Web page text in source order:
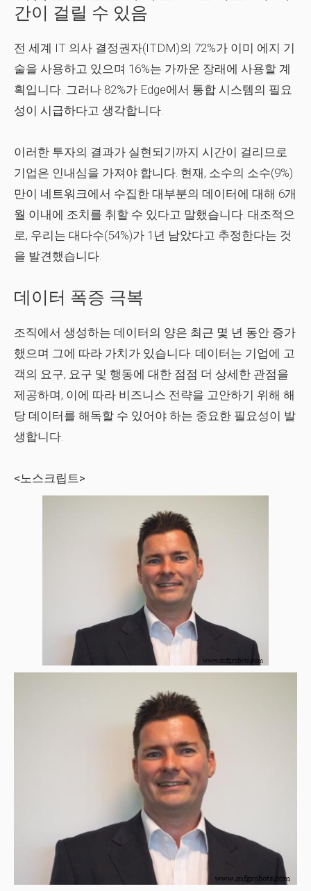
간이 걸릴 수 있음
전 세계 IT 의사 결정권자(ITDM)의 72%가 이미 에지 기
술을 사용하고 있으며 16%는 가까운 장래에 사용할 계
획입니다. 그러나 82%가 Edge에서 통합 시스템의 필요
성이 시급하다고 생각합니다.
이러한 투자의 결과가 실현되기까지 시간이 걸리므로
기업은 인내심을 가져야 합니다. 현재, 소수의 소수(9%)
만이 네트워크에서 수집한 대부분의 데이터에 대해 6개
월 이내에 조치를 취할 수 있다고 말했습니다. 대조적으
로, 우리는 대다수(54%)가 1년 남았다고 추정한다는 것
을 발견했습니다.
데이터 폭증 극복
조직에서 생성하는 데이터의 양은 최근 몇 년 동안 증가
했으며 그에 따라 가치가 있습니다. 데이터는 기업에 고
객의 요구, 요구 및 행동에 대한 점점 더 상세한 관점을
제공하며, 이에 따라 비즈니스 전략을 고안하기 위해 해
당 데이터를 해독할 수 있어야 하는 중요한 필요성이 발
생합니다.
<노스크립트>